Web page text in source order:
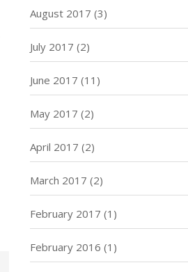
August 2017 (3)
July 2017 (2)
June 2017 (11)
May 2017 (2)
April 2017 (2)
March 2017 (2)
February 2017 (1)
February 2016 (1)